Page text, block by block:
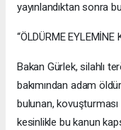
yayınlandıktan sonra
“ÖLDÜRME
Bakan Gürlek, silahlı
bakımından adam
bulunan, kovuşturması
kesinlikle bu kanun